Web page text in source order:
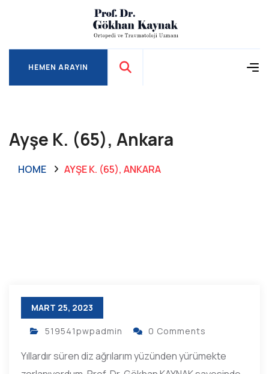
HEMEN ARAYIN
Ayşe K. (65), Ankara
HOME AYŞE K. (65), ANKARA
MART 25, 2023
519541pwpadmin 0 Comments
Yıllardır süren diz ağrılarım yüzünden yürümekte